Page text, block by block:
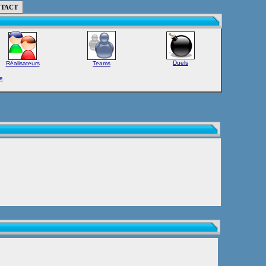
Réalisateurs Teams Duels